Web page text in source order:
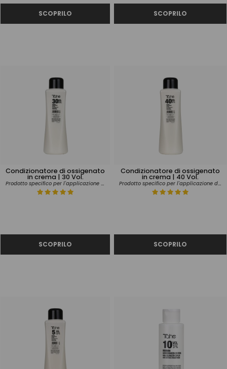
Condizionatore di ossigenato
in crema | 30 Vol.
Prodotto specifico per l'applicazione del tinrito
Condizionatore di ossigenato
in crema | 40 Vol.
Prodotto specifico per l'applicazione del tinrito